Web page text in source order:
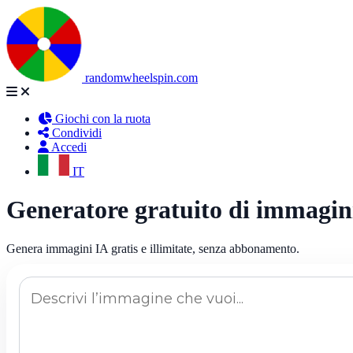
randomwheelspin.com
Giochi con la ruota
Condividi
Accedi
IT
Generatore gratuito di
Genera immagini IA gratis e illimitate, senza abbonamento.